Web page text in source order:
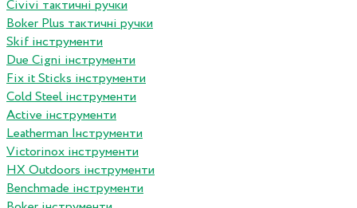
Сivivi тактичні ручки
Boker Plus тактичні ручки
Skif інструменти
Due Cigni інструменти
Fix it Sticks інструменти
Сold Steel інструменти
Active інструменти
Leatherman Інструменти
Victorinox інструменти
HX Outdoors інструменти
Benchmade інструменти